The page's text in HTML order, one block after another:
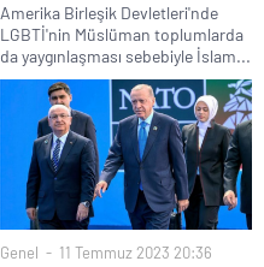
Amerika Birleşik Devletleri'nde
LGBTİ'nin Müslüman toplumlarda
da yaygınlaşması sebebiyle İslam...
Genel 11 Temmuz 2023 20:36